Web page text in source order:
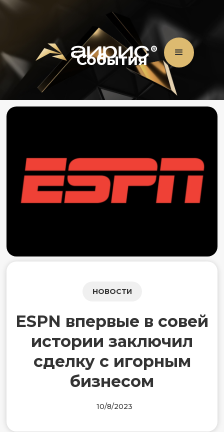
События
НОВОСТИ
ESPN впервые в совей
истории заключил
сделку с игорным
бизнесом
10/8/2023